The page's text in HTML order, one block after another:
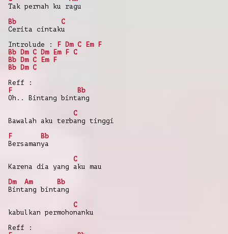
Tak pernah ku ragu
Bb
C
Cerita cintaku
Introlude :
F Dm C Em
F
Bb Dm C Dm Em F C
Bb Dm C Em
F
Bb Dm C
Reff :
F
Bb
Oh.. Bintang bintang
C
Bawalah aku terbang tinggi
F
Bb
Bersamanya
C
Karena dia yang aku mau
Dm
Am
Bb
Bintang bintang
C
kabulkan permohonanku
Reff :